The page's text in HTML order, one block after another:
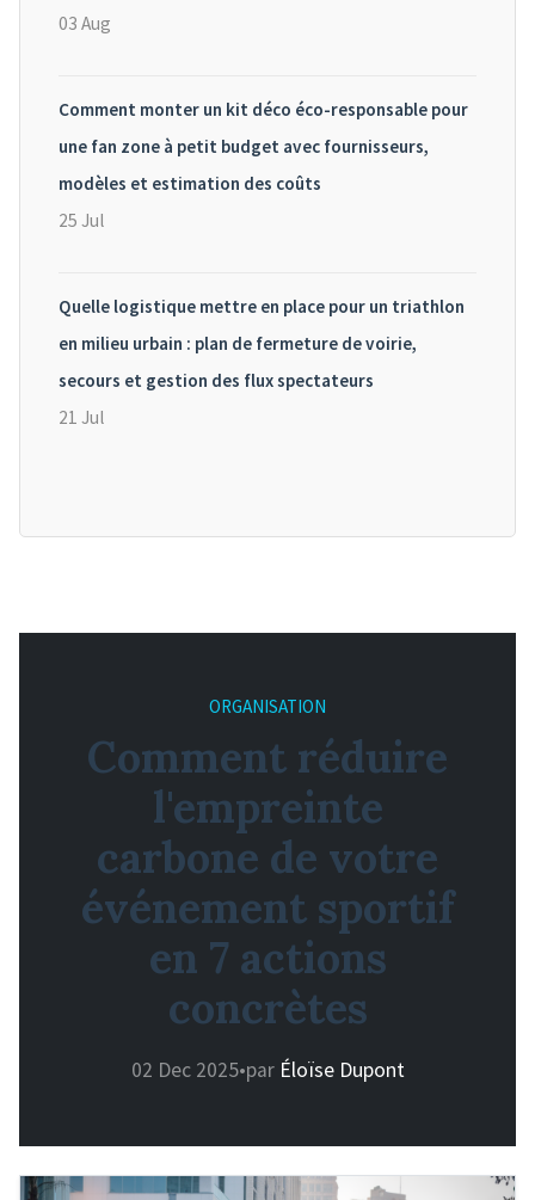
03 Aug
Comment monter un kit déco éco-responsable pour
une fan zone à petit budget avec fournisseurs,
modèles et estimation des coûts
25 Jul
Quelle logistique mettre en place pour un triathlon
en milieu urbain : plan de fermeture de voirie,
secours et gestion des flux spectateurs
21 Jul
ORGANISATION
Comment réduire
l'empreinte
carbone de votre
événement sportif
en 7 actions
concrètes
02 Dec 2025•par Éloïse Dupont